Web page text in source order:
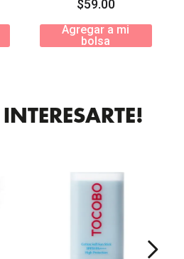
$59.00
Agregar a mi
bolsa